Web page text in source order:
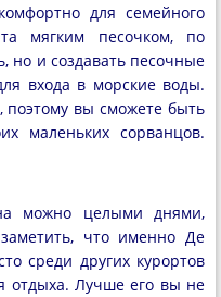
для семейного
мягким песочком, по
но и создавать песочные
входа в морские воды.
поэтому вы сможете быть
маленьких сорванцов.
можно целыми днями,
что именно Де
среди других курортов
отдыха. Лучше его вы не